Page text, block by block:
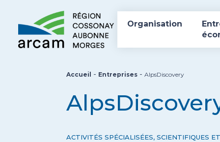
Organisation
Accueil - Entreprises - AlpsDiscovery
ACTIVITÉS SPÉCIALISÉES, SCIENTIFIQUES